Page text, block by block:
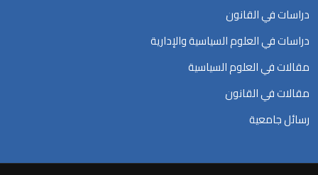
دراسات في القانون
دراسات في العلوم السياسية والإدارية
مقالات في العلوم السياسية
مقالات في القانون
رسائل جامعية